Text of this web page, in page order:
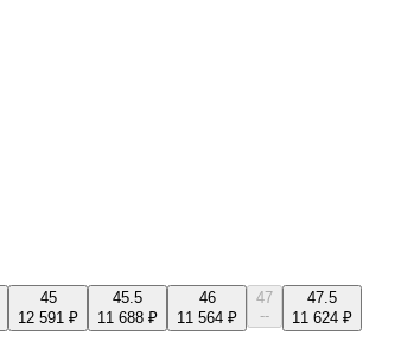
45
12 591 ₽
45.5
11 688 ₽
46
11 564 ₽
47
--
47.5
11 624 ₽